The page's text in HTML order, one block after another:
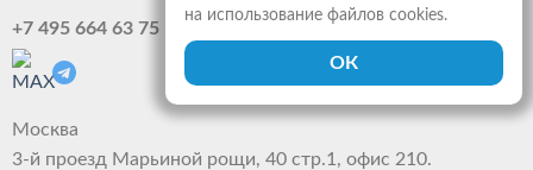
+7 495 664 63 75
Москва
3-й проезд Марьиной рощи, 40 стр.1, офис 210.
на использование файлов cookies.